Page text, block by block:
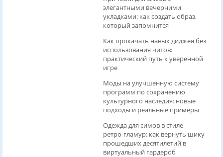
элегантными вечерними
укладками: как создать образ,
который запомнится
Как прокачать навык диджея без
использования читов:
практический путь к уверенной
игре
Моды на улучшенную систему
программ по сохранению
культурного наследия: новые
подходы и реальные примеры
Одежда для симов в стиле
ретро‑гламур: как вернуть шику
прошедших десятилетий в
виртуальный гардероб